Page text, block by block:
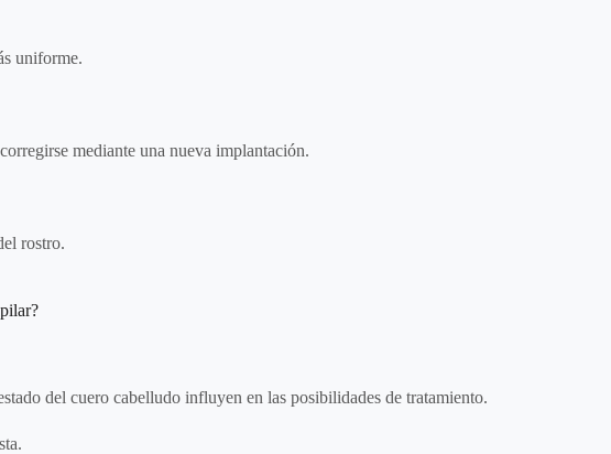
uniforme.
mediante una nueva implantación.
rostro.
del cuero cabelludo influyen en las posibilidades de tratamiento.